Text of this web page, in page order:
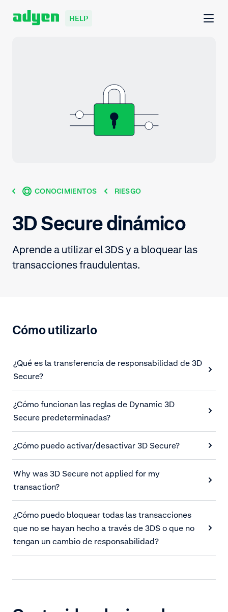
HELP
CONOCIMIENTOS RIESGO
3D Secure dinámico
Aprende a utilizar el 3DS y a bloquear las
transacciones fraudulentas.
Cómo utilizarlo
¿Qué es la transferencia de responsabilidad de 3D
Secure?
¿Cómo funcionan las reglas de Dynamic 3D
Secure predeterminadas?
¿Cómo puedo activar/desactivar 3D Secure?
Why was 3D Secure not applied for my
transaction?
¿Cómo puedo bloquear todas las transacciones
que no se hayan hecho a través de 3DS o que no
tengan un cambio de responsabilidad?